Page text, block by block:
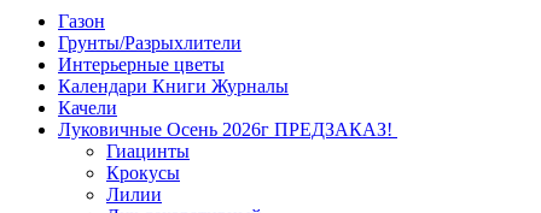
Газон
Грунты/Разрыхлители
Интерьерные цветы
Календари Книги Журналы
Качели
Луковичные Осень 2026г ПРЕДЗАКАЗ!
Гиацинты
Крокусы
Лилии